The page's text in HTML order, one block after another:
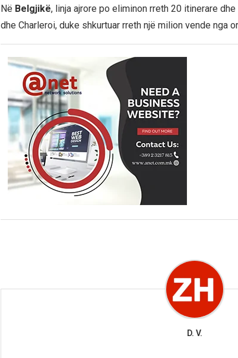
Në Belgjikë, linja ajrore po eliminon rreth 20 itinerare
dhe Charleroi, duke shkurtuar rreth një milion vende nga
D. V.